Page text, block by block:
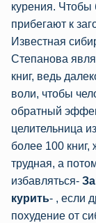
курения. Чтобы
прибегают к
Известная
Степанова
книг, ведь
воли, чтобы
обратный
целительница
более 100
трудная, а
избавляться-
курить- , если
похудение от